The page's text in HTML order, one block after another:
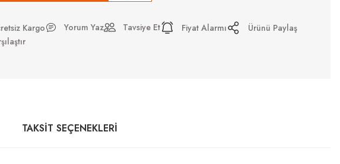
Kargo Yorum Yaz Tavsiye Et Fiyat Alarmı
Ürünü Paylaş
TAKSIT SEÇENEKLERI